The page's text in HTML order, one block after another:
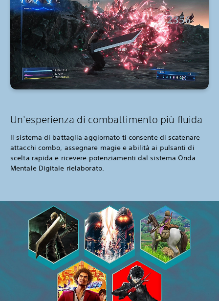
Un'esperienza di combattimento più fluida
Il sistema di battaglia aggiornato ti consente di scatenare
attacchi combo, assegnare magie e abilità ai pulsanti di
scelta rapida e ricevere potenziamenti dal sistema Onda
Mentale Digitale rielaborato.